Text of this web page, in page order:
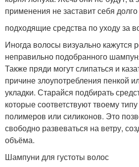
применения не заставит себя
подходящие средства по уходу за
Иногда волосы визуально кажутся
неправильно подобранного
Также пряди могут слипаться и
причине злоупотребления пенкой
укладки. Старайся подбирать
которые соответствуют твоему
полимеров или силиконов. Это
свободно развеваться на ветру,
объёма.
Шампуни для густоты волос